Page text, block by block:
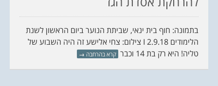
בתמונה: חוף בית ינאי, שביתת הנוער ביום הראשון לשנת
הלימודים 2.9.18 I צילום: צחי אלישע זה היה השבוע של
טליה! היא רק בת 14 וכבר
קרא בהרחבה →